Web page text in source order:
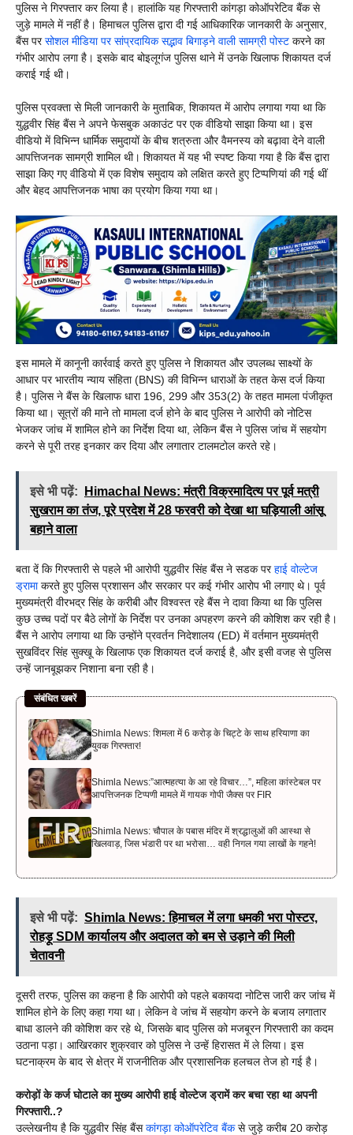
पुलिस ने गिरफ्तार कर लिया है। हालांकि यह गिरफ्तारी कांगड़ा कोऑपरेटिव बैंक से
जुड़े मामले में नहीं है। हिमाचल पुलिस द्वारा दी गई आधिकारिक जानकारी के अनुसार,
बैंस परसोशल मीडिया पर सांप्रदायिक सद्भाव बिगाड़ने वाली सामग्री पोस्ट करने का
गंभीर आरोप लगा है। इसके बाद बोइलूगंज पुलिस थाने में उनके खिलाफ शिकायत दर्ज
कराई गई थी।
पुलिस प्रवक्ता से मिली जानकारी के मुताबिक, शिकायत में आरोप लगाया गया था कि
युद्धवीर सिंह बैंस ने अपने फेसबुक अकाउंट पर एक वीडियो साझा किया था। इस
वीडियो में विभिन्न धार्मिक समुदायों के बीच शत्रुता और वैमनस्य को बढ़ावा देने वाली
आपत्तिजनक सामग्री शामिल थी। शिकायत में यह भी स्पष्ट किया गया है कि बैंस द्वारा
साझा किए गए वीडियो में एक विशेष समुदाय को लक्षित करते हुए टिप्पणियां की गई थीं
और बेहद आपत्तिजनक भाषा का प्रयोग किया गया था।
इस मामले में कानूनी कार्रवाई करते हुए पुलिस ने शिकायत और उपलब्ध साक्ष्यों के
आधार पर भारतीय न्याय संहिता (BNS) की विभिन्न धाराओं के तहत केस दर्ज किया
है। पुलिस ने बैंस के खिलाफ धारा 196, 299 और 353(2) के तहत मामला पंजीकृत
किया था। सूत्रों की माने तो मामला दर्ज होने के बाद पुलिस ने आरोपी को नोटिस
भेजकर जांच में शामिल होने का निर्देश दिया था, लेकिन बैंस ने पुलिस जांच में सहयोग
करने से पूरी तरह इनकार कर दिया और लगातार टालमटोल करते रहे।
इसे भी पढ़ें:
Himachal News: मंत्री विक्रमादित्य पर पूर्व मत्री
सुखराम का तंज, पूरे प्रदेश में 28 फरवरी को देखा था घड़ियाली आंसू
बहाने वाला
बता दें कि गिरफ्तारी से पहले भी आरोपी युद्धवीर सिंह बैंस ने सडक परहाई वोल्टेज
ड्रामाकरते हुए पुलिस प्रशासन और सरकार पर कई गंभीर आरोप भी लगाए थे। पूर्व
मुख्यमंत्री वीरभद्र सिंह के करीबी और विश्वस्त रहे बैंस ने दावा किया था कि पुलिस
कुछ उच्च पदों पर बैठे लोगों के निर्देश पर उनका अपहरण करने की कोशिश कर रही है।
बैंस ने आरोप लगाया था कि उन्होंने प्रवर्तन निदेशालय (ED) में वर्तमान मुख्यमंत्री
सुखविंदर सिंह सुक्खू के खिलाफ एक शिकायत दर्ज कराई है, और इसी वजह से पुलिस
उन्हें जानबूझकर निशाना बना रही है।
संबंधित खबरें
Shimla News: शिमला में 6 करोड़ के चिट्टे के साथ हरियाणा का
युवक गिरफ्तार!
Shimla News:”आत्महत्या के आ रहे विचार…”, महिला कांस्टेबल पर
आपत्तिजनक टिप्पणी मामले में गायक गोपी जैक्स पर FIR
Shimla News: चौपाल के पबास मंदिर में श्रद्धालुओं की आस्था से
खिलवाड़, जिस भंडारी पर था भरोसा… वही निगल गया लाखों के गहने!
इसे भी पढ़ें: Shimla News: हिमाचल में लगा धमकी भरा पोस्टर,
रोहड़ू SDM कार्यालय और अदालत को बम से उड़ाने की मिली
चेतावनी
दूसरी तरफ, पुलिस का कहना है कि आरोपी को पहले बकायदा नोटिस जारी कर जांच में
शामिल होने के लिए कहा गया था। लेकिन वे जांच में सहयोग करने के बजाय लगातार
बाधा डालने की कोशिश कर रहे थे, जिसके बाद पुलिस को मजबूरन गिरफ्तारी का कदम
उठाना पड़ा। आखिरकार शुक्रवार को पुलिस ने उन्हें हिरासत में ले लिया। इस
घटनाक्रम के बाद से क्षेत्र में राजनीतिक और प्रशासनिक हलचल तेज हो गई है।
करोड़ों के कर्ज घोटाले का मुख्य आरोपी हाई वोल्टेज ड्रामें कर बचा रहा था अपनी
गिरफ्तारी..?
उल्लेखनीय है कि युद्धवीर सिंह बैंसकांगड़ा कोऑपरेटिव बैंकसे जुड़े करीब 20 करोड़